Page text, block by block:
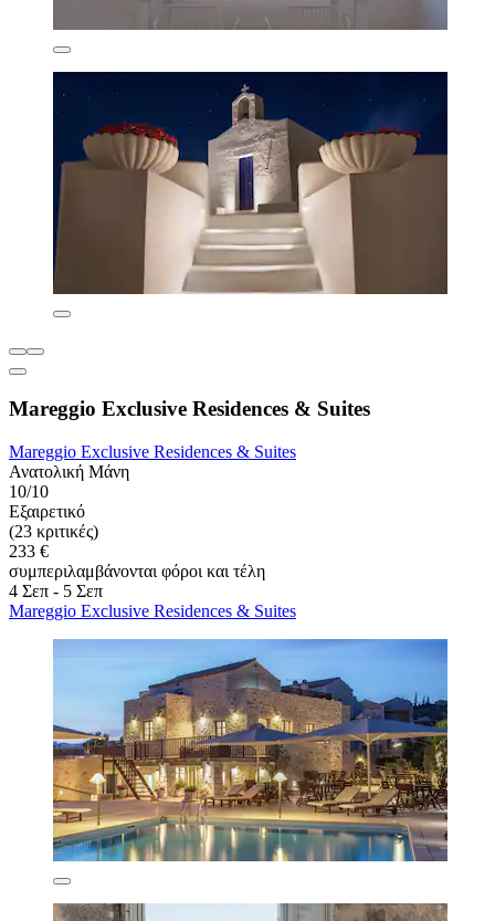
Mareggio Exclusive Residences & Suites
Mareggio Exclusive Residences & Suites
Ανατολική Μάνη
10/10
Εξαιρετικό
(23 κριτικές)
233 €
συμπεριλαμβάνονται φόροι και τέλη
4 Σεπ - 5 Σεπ
Mareggio Exclusive Residences & Suites